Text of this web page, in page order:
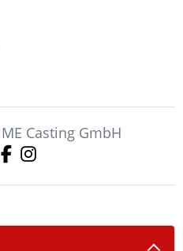
Casting GmbH